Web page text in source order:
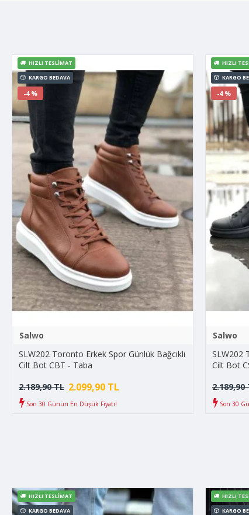
KARGO BEDAVA
HIZLI TESLIMAT
-4 %
Salwo
SLW202 Toronto Erkek Spor Günlük Bağcıklı
Cilt Bot CBT - Taba
2.099,90 TL
2.189,90 TL
Son 30 Günün En Düşük Fiyatı!
KARGO
HIZLI
-4 %
Salwo
SLW202
Cilt Bot
2.189,90
Son 30
KARGO BEDAVA
HIZLI TESLIMAT
KARGO
HIZLI